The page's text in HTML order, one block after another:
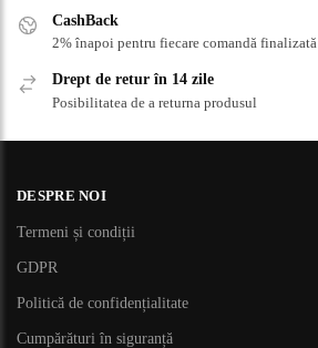
CashBack
2% înapoi pentru fiecare comandă finalizată
Drept de retur în 14 zile
Posibilitatea de a returna produsul
DESPRE NOI
Termeni și condiții
GDPR
Politică de confidențialitate
Cumpărături în siguranță